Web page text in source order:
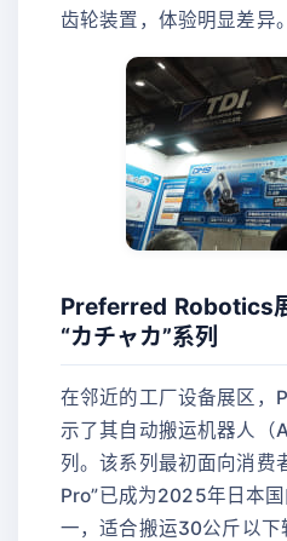
齿轮装置，体验明显差异。
Preferred Robotics
“カチャカ”系列
在邻近的工厂设备展区
示了其自动搬运机器人（
列。该系列最初面向消费
Pro”已成为2025年日本
一，适合搬运30公斤以下